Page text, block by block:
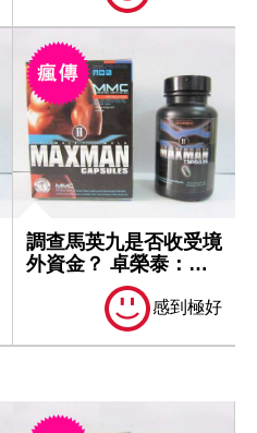
調查馬英九是否收受境
外資金？ 卓榮泰：一
切依法處理
感到極好